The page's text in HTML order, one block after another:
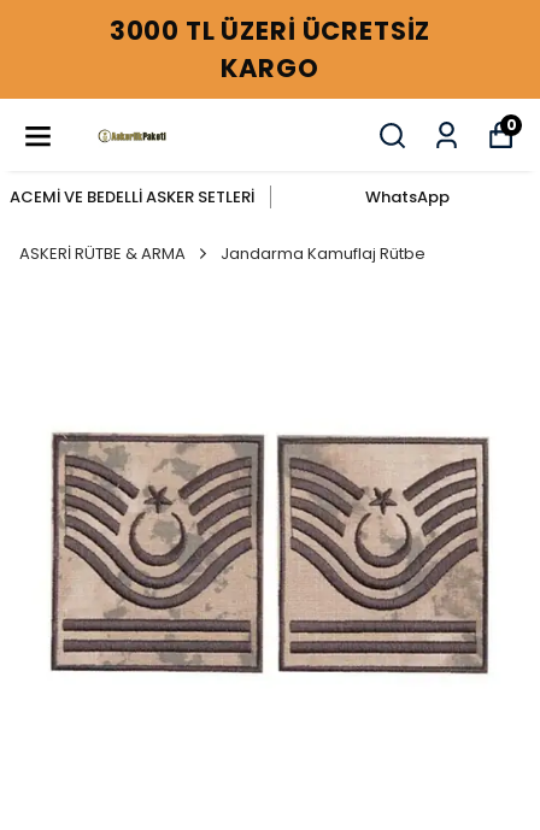
3000 TL ÜZERİ ÜCRETSİZ
KARGO
0
ACEMİ VE BEDELLİ ASKER SETLERİ WhatsApp
ASKERİ RÜTBE & ARMA Jandarma Kamuflaj Rütbe